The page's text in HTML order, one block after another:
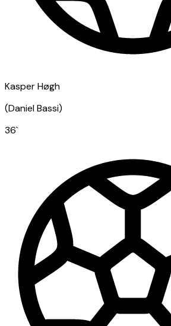
Kasper Høgh
(Daniel Bassi)
36`